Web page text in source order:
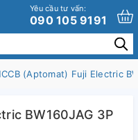
Yêu cầu tư vấn:
090 105 9191
(Aptomat) Fuji Electric
BW160JAG 3P